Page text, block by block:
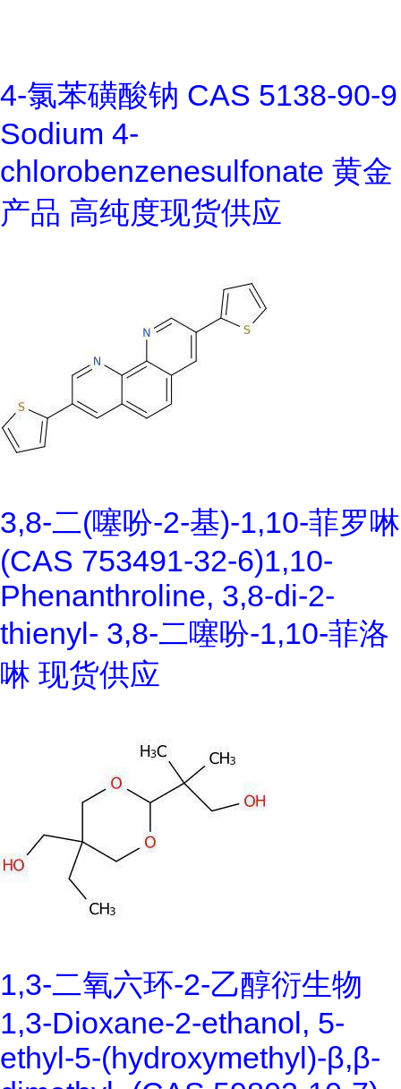
4-氯苯磺酸钠 CAS 5138-90-9
Sodium 4-
chlorobenzenesulfonate 黄金
产品 高纯度现货供应
3,8-二(噻吩-2-基)-1,10-菲罗啉
(CAS 753491-32-6)1,10-
Phenanthroline, 3,8-di-2-
thienyl- 3,8-二噻吩-1,10-菲洛
啉 现货供应
1,3-二氧六环-2-乙醇衍生物
1,3-Dioxane-2-ethanol, 5-
ethyl-5-(hydroxymethyl)-β,β-